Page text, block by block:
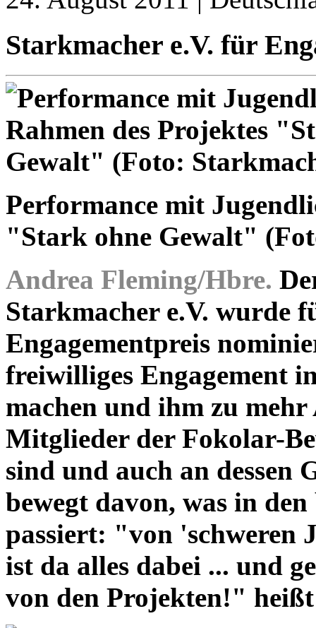
Starkmacher e.V. für
Performance mit
"Stark ohne Gewalt"
Andrea Fleming/Hbre.
Starkmacher e.V. wurde
Engagementpreis
freiwilliges Engagement
machen und ihm zu mehr
Mitglieder der Fokolar-
sind und auch an dessen
bewegt davon, was in
passiert: "von 'schweren
ist da alles dabei ... und
von den Projekten!"